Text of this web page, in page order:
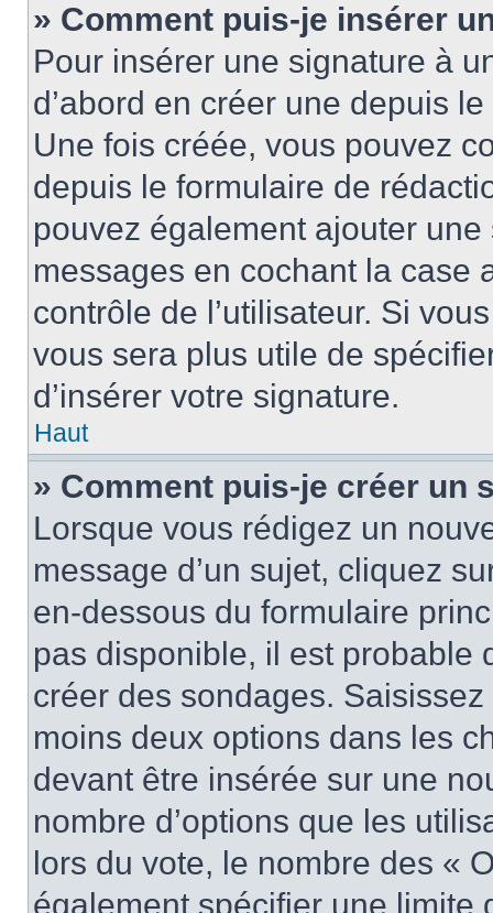
» Comment puis-je insérer
Pour insérer une signature à
d’abord en créer une depuis
Une fois créée, vous pouvez
depuis le formulaire de
pouvez également ajouter
messages en cochant la case
contrôle de l’utilisateur. Si
vous sera plus utile de
d’insérer votre signature.
Haut
» Comment puis-je créer un
Lorsque vous rédigez un
message d’un sujet, cliquez
en-dessous du formulaire
pas disponible, il est probable
créer des sondages.
moins deux options dans les
devant être insérée sur une
nombre d’options que les
lors du vote, le nombre des «
également spécifier une limite